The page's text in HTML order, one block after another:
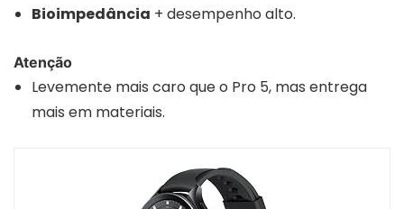
Bioimpedância + desempenho alto.
Atenção
Levemente mais caro que o Pro 5, mas entrega
mais em materiais.